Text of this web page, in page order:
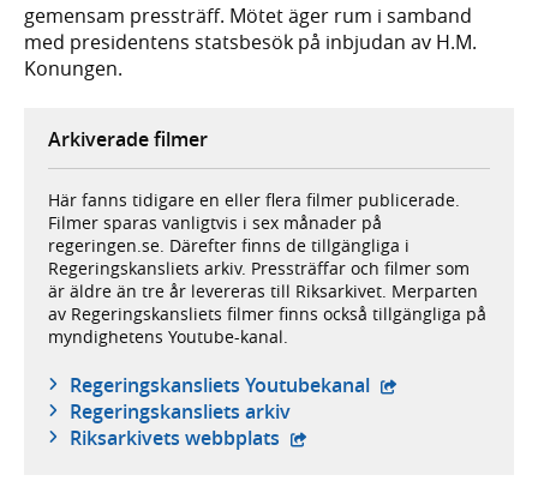
gemensam pressträff. Mötet äger rum i samband
med presidentens statsbesök på inbjudan av H.M.
Konungen.
Arkiverade filmer
Här fanns tidigare en eller flera filmer publicerade.
Filmer sparas vanligtvis i sex månader på
regeringen.se. Därefter finns de tillgängliga i
Regeringskansliets arkiv. Pressträffar och filmer som
är äldre än tre år levereras till Riksarkivet. Merparten
av Regeringskansliets filmer finns också tillgängliga på
myndighetens Youtube-kanal.
Regeringskansliets Youtubekanal - extern
Regeringskansliets arkiv
Riksarkivets webbplats - extern webbplats,